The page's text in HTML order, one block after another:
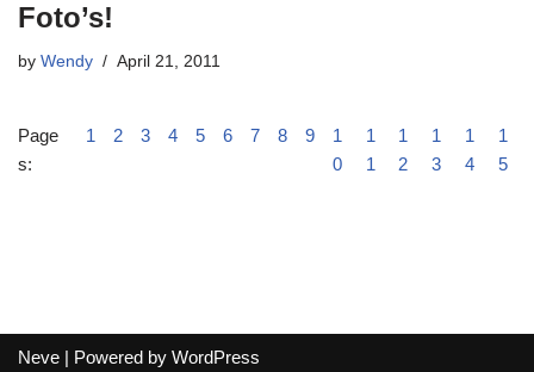
Foto’s!
by Wendy April 21, 2011
Page
s:
1 2 3 4 5 6 7 8 9
1
0
1
1
1
2
1
3
1
4
1
5
Neve | Powered by WordPress